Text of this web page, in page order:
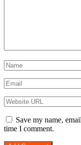
Save my name,
time I comment.